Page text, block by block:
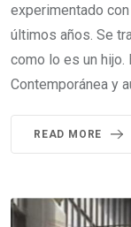
experimentado
últimos años. Se
como lo es un hijo.
Contemporánea y
READ MORE